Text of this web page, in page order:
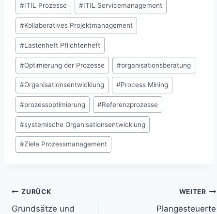
#ITIL Prozesse #ITIL Servicemanagement
#Kollaboratives Projektmanagement
#Lastenheft Pflichtenheft
#Optimierung der Prozesse #organisationsberatung
#Organisationsentwicklung #Process Mining
#prozessoptimierung #Referenzprozesse
#systemische Organisationsentwicklung
#Ziele Prozessmanagement
Beitragsnavigation
ZURÜCK
Grundsätze und
WEITER
Plangesteuerte